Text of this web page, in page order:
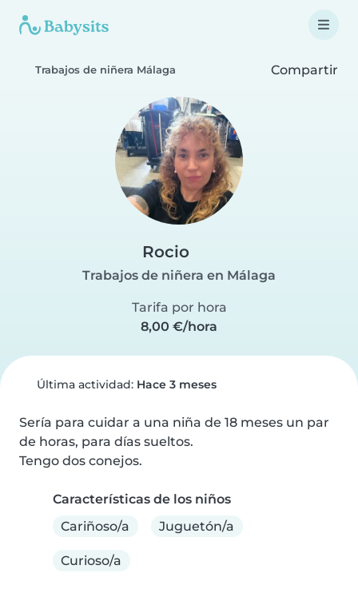
Trabajos de niñera Málaga Compartir
Rocio
Trabajos de niñera en Málaga
Tarifa por hora
8,00 €/hora
Última actividad: Hace 3 meses
Sería para cuidar a una niña de 18 meses un par
de horas, para días sueltos.
Tengo dos conejos.
Características de los niños
Cariñoso/a
Juguetón/a
Curioso/a